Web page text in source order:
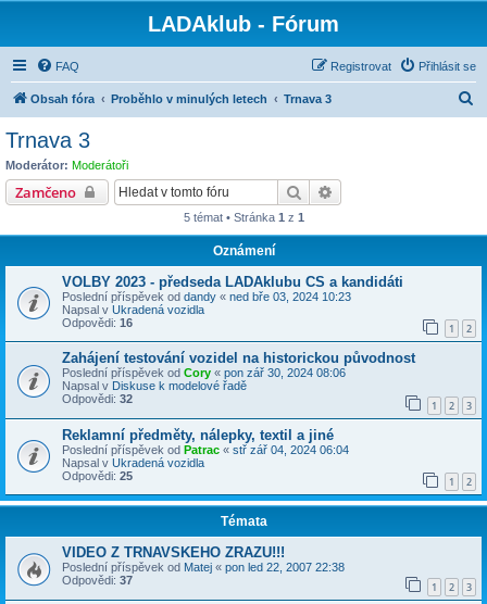
LADAklub - Fórum
FAQ Přihlásit se
Registrovat
Obsah fóra Proběhlo v minulých letech Trnava 3
Trnava 3
Moderátor: Moderátoři
Zamčeno Hledat
5 témat • Stránka 1 z 1
Oznámení
VOLBY 2023 - předseda LADAklubu CS a kandidáti
Poslední příspěvek od dandy « ned bře 03, 2024 10:23
Napsal v Ukradená vozidla
Odpovědi: 16 1 2
Zahájení testování vozidel na historickou původnost
Poslední příspěvek od Cory « pon zář 30, 2024 08:06
Napsal v Diskuse k modelové řadě
Odpovědi: 32 1 2 3
Reklamní předměty, nálepky, textil a jiné
Poslední příspěvek od Patrac « stř zář 04, 2024 06:04
Napsal v Ukradená vozidla
Odpovědi: 25 1 2
Témata
VIDEO Z TRNAVSKEHO ZRAZU!!!
Poslední příspěvek od Matej « pon led 22, 2007 22:38
Odpovědi: 37 1 2 3